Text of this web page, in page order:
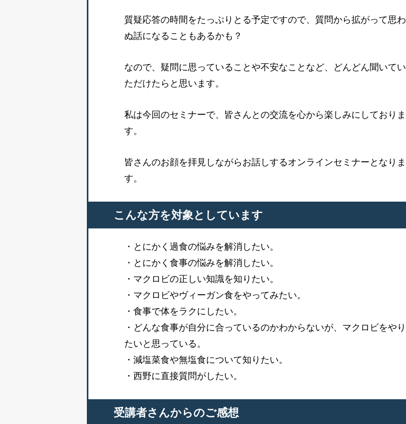
質疑応答の時間をたっぷりとる予定ですので、質問から拡がって思わ
ぬ話になることもあるかも？
なので、疑問に思っていることや不安なことなど、どんどん聞いてい
ただけたらと思います。
私は今回のセミナーで、皆さんとの交流を心から楽しみにしておりま
す。
皆さんのお顔を拝見しながらお話しするオンラインセミナーとなりま
す。
こんな方を対象としています
・とにかく過食の悩みを解消したい。
・とにかく食事の悩みを解消したい。
・マクロビの正しい知識を知りたい。
・マクロビやヴィーガン食をやってみたい。
・食事で体をラクにしたい。
・どんな食事が自分に合っているのかわからないが、マクロビをやり
たいと思っている。
・減塩菜食や無塩食について知りたい。
・西野に直接質問がしたい。
受講者さんからのご感想